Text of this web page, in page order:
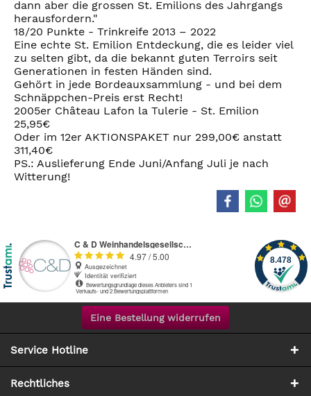
dann aber die grossen St. Emilions des Jahrgangs
herausfordern."
18/20 Punkte - Trinkreife 2013 – 2022
Eine echte St. Emilion Entdeckung, die es leider viel
zu selten gibt, da die bekannt guten Terroirs seit
Generationen in festen Händen sind.
Gehört in jede Bordeauxsammlung - und bei dem
Schnäppchen-Preis erst Recht!
2005er Château Lafon la Tulerie - St. Emilion
25,95€
Oder im 12er AKTIONSPAKET nur 299,00€ anstatt
311,40€
PS.: Auslieferung Ende Juni/Anfang Juli je nach
Witterung!
Eine Bestellung widerrufen
Service Hotline
Rechtliches